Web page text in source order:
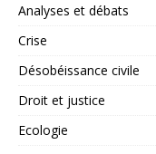
Analyses et débats
Crise
Désobéissance civile
Droit et justice
Ecologie